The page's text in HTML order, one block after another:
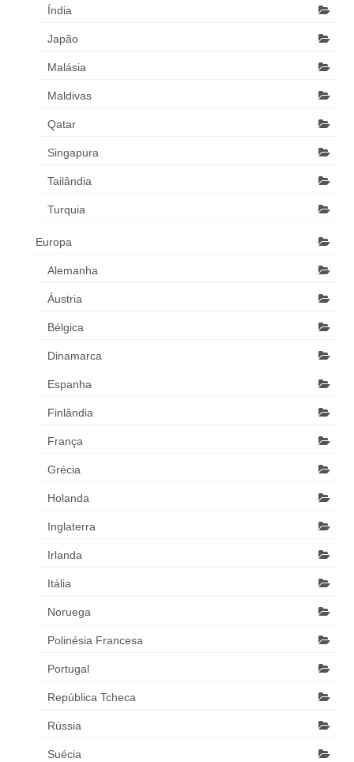
Índia
Japão
Malásia
Maldivas
Qatar
Singapura
Tailândia
Turquia
Europa
Alemanha
Áustria
Bélgica
Dinamarca
Espanha
Finlândia
França
Grécia
Holanda
Inglaterra
Irlanda
Itália
Noruega
Polinésia Francesa
Portugal
República Tcheca
Rússia
Suécia